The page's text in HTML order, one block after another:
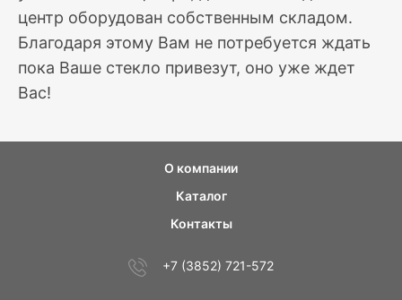
центр оборудован собственным складом.
Благодаря этому Вам не потребуется ждать
пока Ваше стекло привезут, оно уже ждет
Вас!
О компании
Каталог
Контакты
+7 (3852) 721-572